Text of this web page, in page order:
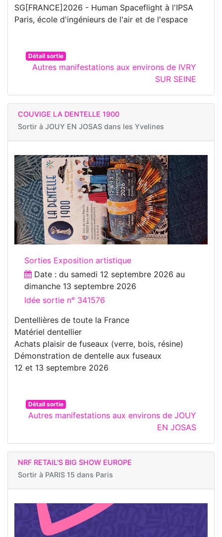
SG[FRANCE]2026 - Human Spaceflight à l'IPSA
Paris, école d'ingénieurs de l'air et de l'espace
Détail sortie
Autres manifestations aux environs de IVRY
SUR SEINE
COUVIGE LA DENTELLE 1900
Sortir à JOUY EN JOSAS dans les Yvelines
Sorties Exposition artistique
Date : du samedi 12 septembre 2026 au
dimanche 13 septembre 2026
Idée sortie n° 341576
Dentellières de toute la France
Matériel dentellier
Achats plaisir de fuseaux (verre, bois, résine)
Démonstration de dentelle aux fuseaux
12 et 13 septembre 2026
Détail sortie
Autres manifestations aux environs de JOUY
EN JOSAS
NRF RETAIL'S BIG SHOW EUROPE
Sortir à PARIS 15 dans Paris